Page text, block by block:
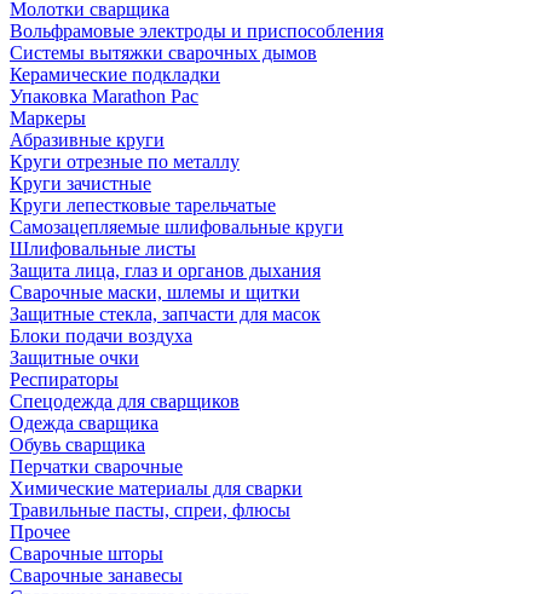
Молотки сварщика
Вольфрамовые электроды и приспособления
Системы вытяжки сварочных дымов
Керамические подкладки
Упаковка Marathon Pac
Маркеры
Абразивные круги
Круги отрезные по металлу
Круги зачистные
Круги лепестковые тарельчатые
Самозацепляемые шлифовальные круги
Шлифовальные листы
Защита лица, глаз и органов дыхания
Сварочные маски, шлемы и щитки
Защитные стекла, запчасти для масок
Блоки подачи воздуха
Защитные очки
Респираторы
Спецодежда для сварщиков
Одежда сварщика
Обувь сварщика
Перчатки сварочные
Химические материалы для сварки
Травильные пасты, спреи, флюсы
Прочее
Сварочные шторы
Сварочные занавесы